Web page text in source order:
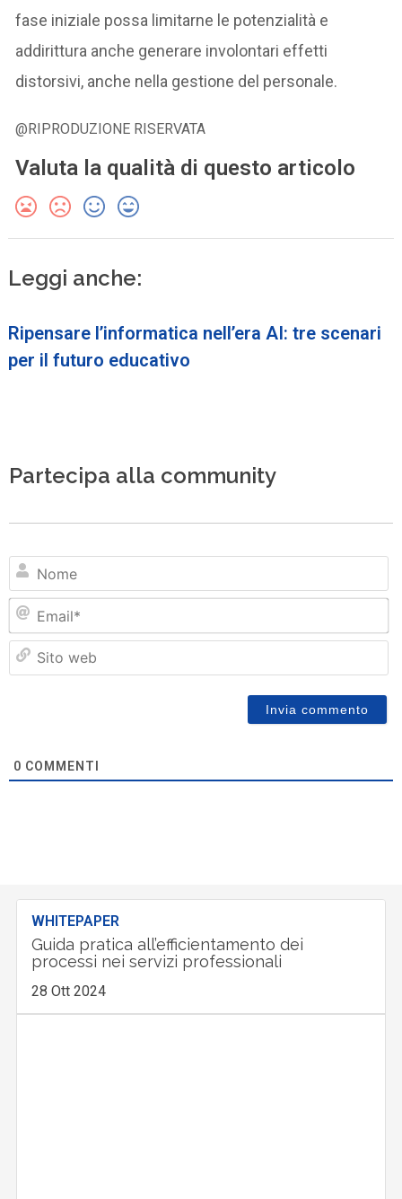
fase iniziale possa limitarne le potenzialità e
addirittura anche generare involontari effetti
distorsivi, anche nella gestione del personale.
@RIPRODUZIONE RISERVATA
Valuta la qualità di questo articolo
Leggi anche:
Ripensare l’informatica nell’era AI: tre scenari
per il futuro educativo
Partecipa alla community
0 COMMENTI
WHITEPAPER
Guida pratica all’efficientamento dei
processi nei servizi professionali
28 Ott 2024